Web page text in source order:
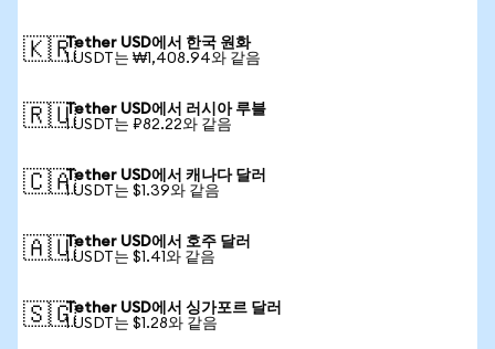
🇰🇷Tether USD에서 한국 원화
1 USDT는 ₩1,408.94와 같음
🇷🇺Tether USD에서 러시아 루블
1 USDT는 ₽82.22와 같음
🇨🇦Tether USD에서 캐나다 달러
1 USDT는 $1.39와 같음
🇦🇺Tether USD에서 호주 달러
1 USDT는 $1.41와 같음
🇸🇬Tether USD에서 싱가포르 달러
1 USDT는 $1.28와 같음